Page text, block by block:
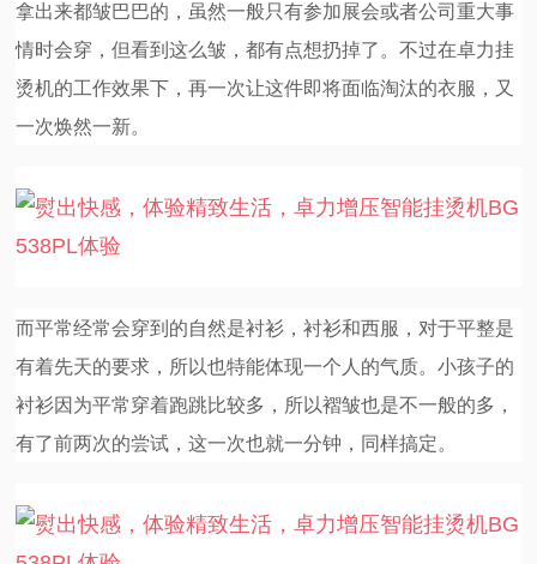
拿出来都皱巴巴的，虽然一般只有参加展会或者公司重大事
情时会穿，但看到这么皱，都有点想扔掉了。不过在卓力挂
烫机的工作效果下，再一次让这件即将面临淘汰的衣服，又
一次焕然一新。
而平常经常会穿到的自然是衬衫，衬衫和西服，对于平整是
有着先天的要求，所以也特能体现一个人的气质。小孩子的
衬衫因为平常穿着跑跳比较多，所以褶皱也是不一般的多，
有了前两次的尝试，这一次也就一分钟，同样搞定。